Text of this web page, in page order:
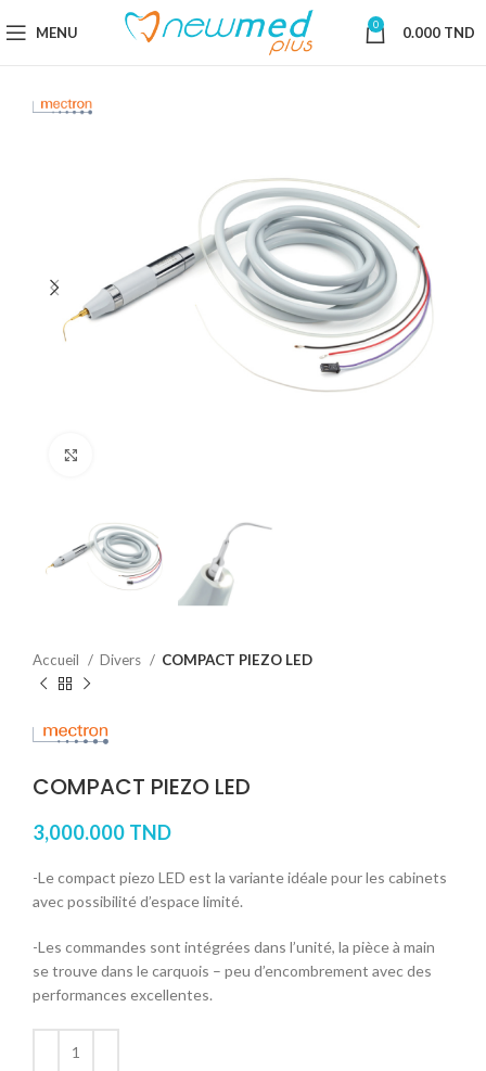
MENU 0 0.000 TND
Accueil Divers COMPACT PIEZO LED
COMPACT PIEZO LED
3,000.000 TND
-Le compact piezo LED est la variante idéale pour les cabinets
avec possibilité d’espace limité.
-Les commandes sont intégrées dans l’unité, la pièce à main
se trouve dans le carquois – peu d’encombrement avec des
performances excellentes.